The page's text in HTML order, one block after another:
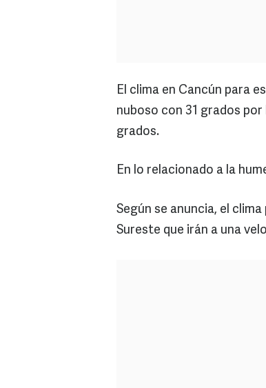
El clima en Cancún para
nuboso con 31 grados
grados.
En lo relacionado a la
Según se anuncia, el
Sureste que irán a una